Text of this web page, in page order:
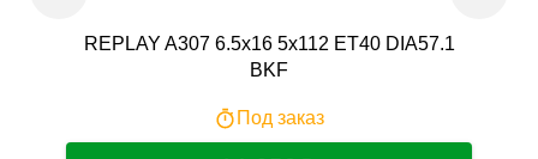
REPLAY A307 6.5x16 5x112 ET40 DIA57.1
BKF
Под заказ